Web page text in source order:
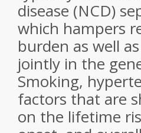
disease (NCD)
which hampers
burden as well
jointly in the
Smoking,
factors that are
on the lifetime